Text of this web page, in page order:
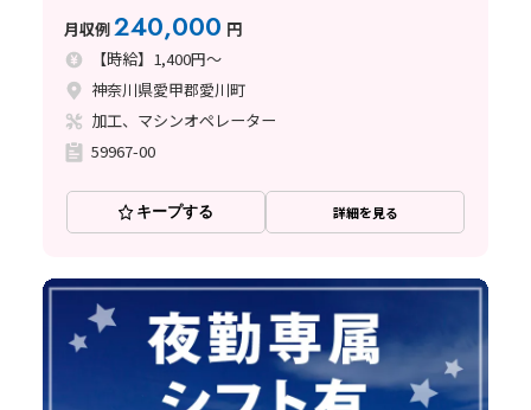
勤OK♪
月収例240,000 円
【時給】1,400円～
神奈川県愛甲郡愛川町
加工、マシンオペレーター
59967-00
キープする 詳細を見る